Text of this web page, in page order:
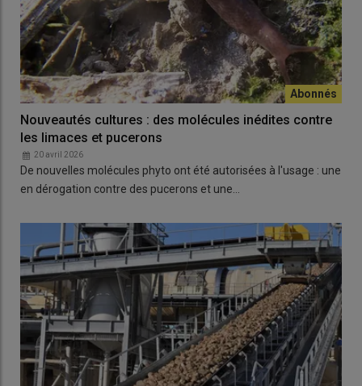
Nouveautés cultures : des molécules inédites contre
les limaces et pucerons
20 avril 2026
De nouvelles molécules phyto ont été autorisées à l'usage : une
en dérogation contre des pucerons et une…